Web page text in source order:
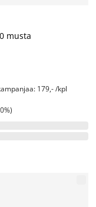
musta
179,- /kpl